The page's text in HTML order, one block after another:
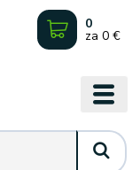
0
za 0 €